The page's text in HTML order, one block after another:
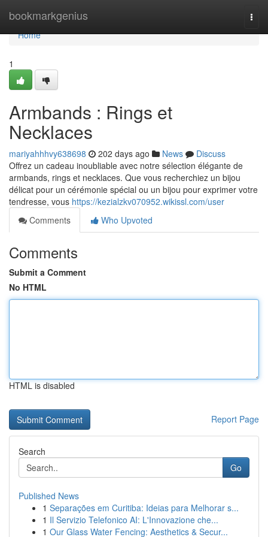
bookmarkgenius
Home
Home
1
Armbands : Rings et
Necklaces
mariyahhhvy638698 202 days ago News
Discuss
Offrez un cadeau inoubliable avec notre sélection élégante de
armbands, rings et necklaces. Que vous recherchiez un bijou
délicat pour un cérémonie spécial ou un bijou pour exprimer votre
tendresse, vous https://kezialzkv070952.wikissl.com/user
Comments
Who Upvoted
Comments
Submit a Comment
No HTML
HTML is disabled
Report Page
Search
Go
Published News
1 Separações em Curitiba: Ideias para Melhorar s...
1 Il Servizio Telefonico AI: L'Innovazione che...
1 Our Glass Water Fencing: Aesthetics & Secur...